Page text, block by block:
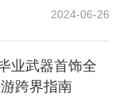
龙，还有多用
2024-06-26
业武器首饰全
跨界指南